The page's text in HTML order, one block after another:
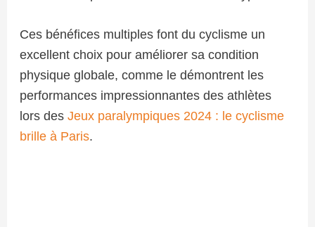
Ces bénéfices multiples font du cyclisme un
excellent choix pour améliorer sa condition
physique globale, comme le démontrent les
performances impressionnantes des athlètes
lors desJeux paralympiques 2024 : le cyclisme
brille à Paris.